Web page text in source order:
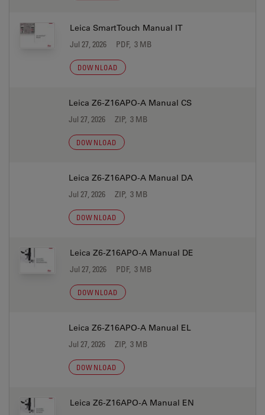
Leica SmartTouch Manual IT
Jul 27, 2026 PDF, 3 MB
DOWNLOAD
Leica Z6-Z16APO-A Manual CS
Jul 27, 2026 ZIP, 3 MB
DOWNLOAD
Leica Z6-Z16APO-A Manual DA
Jul 27, 2026 ZIP, 3 MB
DOWNLOAD
Leica Z6-Z16APO-A Manual DE
Jul 27, 2026 PDF, 3 MB
DOWNLOAD
Leica Z6-Z16APO-A Manual EL
Jul 27, 2026 ZIP, 3 MB
DOWNLOAD
Leica Z6-Z16APO-A Manual EN